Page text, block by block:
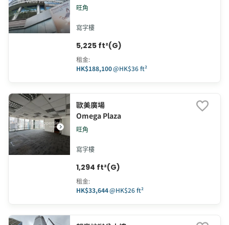
旺角
寫字樓
5,225 ft²(G)
租金:
HK$188,100@HK$36 ft²
歐美廣場
Omega Plaza
旺角
寫字樓
1,294 ft²(G)
租金:
HK$33,644@HK$26 ft²